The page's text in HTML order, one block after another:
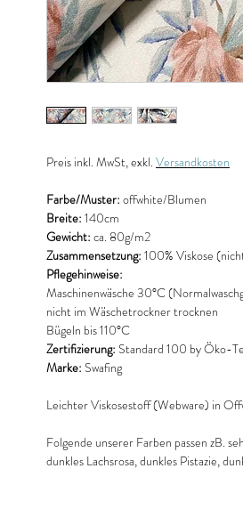
Preis inkl. MwSt, exkl. Versandkosten
Farbe/Muster: offwhite/Blumen
Breite: 140cm
Gewicht: ca. 80g/m2
Zusammensetzung: 100% Viskose
Pflegehinweise:
Maschinenwäsche 30°C
nicht im Wäschetrockner trocknen
Bügeln bis 110°C
Zertifizierung: Standard 100 by Öko-
Marke: Swafing
Leichter Viskosestoff (Webware) in
Folgende unserer Farben passen zB.
dunkles Lachsrosa, dunkles Pistazie,